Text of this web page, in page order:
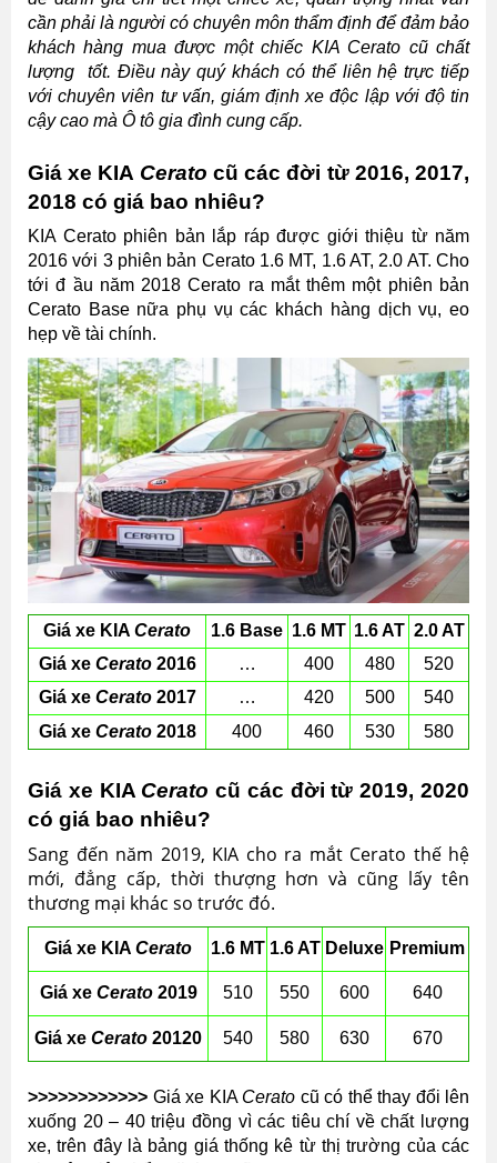
cần phải là người có chuyên môn thẩm định để đảm bảo
khách hàng mua được một chiếc KIA Cerato cũ chất
lượng tốt. Điều này quý khách có thể liên hệ trực tiếp
với chuyên viên tư vấn, giám định xe độc lập với độ tin
cậy cao mà Ô tô gia đình cung cấp.
Giá xe KIA Cerato cũ các đời từ 2016, 2017,
2018 có giá bao nhiêu?
KIA Cerato phiên bản lắp ráp được giới thiệu từ năm
2016 với 3 phiên bản Cerato 1.6 MT, 1.6 AT, 2.0 AT. Cho
tới đ ầu năm 2018 Cerato ra mắt thêm một phiên bản
Cerato Base nữa phụ vụ các khách hàng dịch vụ, eo
hẹp về tài chính.
Giá xe KIA Cerato 1.6 Base 1.6 MT 1.6 AT 2.0 AT
Giá xe Cerato2016 … 400 480
520
Giá xe Cerato 2017 … 420 500
540
Giá xe Cerato2018 400 460 530 580
Giá xe KIA Cerato cũ các đời từ 2019, 2020
có giá bao nhiêu?
Sang đến năm 2019, KIA cho ra mắt Cerato thế hệ
mới, đẳng cấp, thời thượng hơn và cũng lấy tên
thương mại khác so trước đó.
Giá xe KIA Cerato 1.6 MT 1.6 AT Deluxe Premium
Giá xe Cerato2019 510 550 600 640
Giá xe Cerato 20120 540 580 630 670
>>>>>>>>>>>> Giá xe KIA Cerato cũ có thể thay đổi lên
xuống 20 – 40 triệu đồng vì các tiêu chí về chất lượng
xe, trên đây là bảng giá thống kê từ thị trường của các